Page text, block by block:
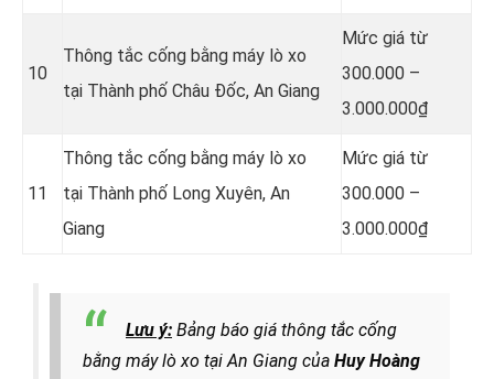
10
Thông tắc cống bằng máy lò xo
tại Thành phố Châu Đốc, An Giang
Mức giá từ
300.000 –
3.000.000₫
11
Thông tắc cống bằng máy lò xo
tại Thành phố Long Xuyên, An
Giang
Mức giá từ
300.000 –
3.000.000₫
Lưu ý: Bảng báo giá thông tắc cống
bằng máy lò xo tại An Giang của Huy Hoàng